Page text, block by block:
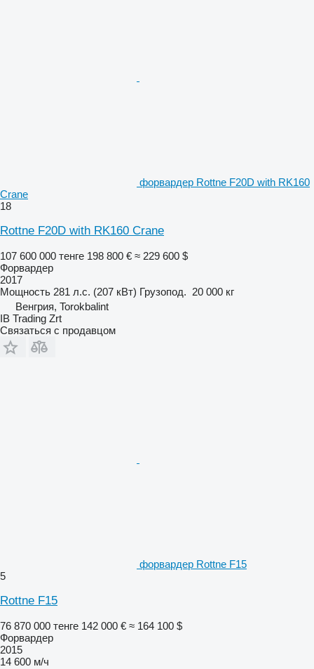
форвардер Rottne F20D with RK160
Crane
18
Rottne F20D with RK160 Crane
107 600 000 тенге 198 800 € ≈ 229 600 $
Форвардер
2017
Мощность 281 л.с. (207 кВт) Грузопод. 20 000 кг
Венгрия, Torokbalint
IB Trading Zrt
Связаться с продавцом
форвардер Rottne F15
5
Rottne F15
76 870 000 тенге 142 000 € ≈ 164 100 $
Форвардер
2015
14 600 м/ч